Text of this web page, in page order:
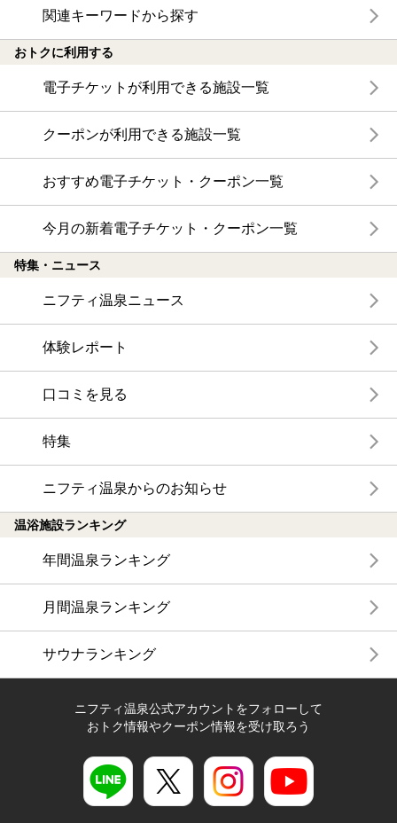
関連キーワードから探す
おトクに利用する
電子チケットが利用できる施設一覧
クーポンが利用できる施設一覧
おすすめ電子チケット・クーポン一覧
今月の新着電子チケット・クーポン一覧
特集・ニュース
ニフティ温泉ニュース
体験レポート
口コミを見る
特集
ニフティ温泉からのお知らせ
温浴施設ランキング
年間温泉ランキング
月間温泉ランキング
サウナランキング
ニフティ温泉公式アカウントをフォローして
おトク情報やクーポン情報を受け取ろう